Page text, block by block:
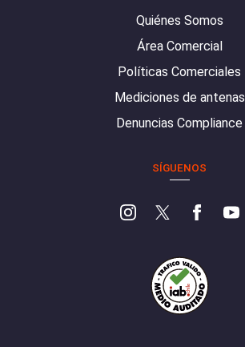
Quiénes Somos
Área Comercial
Políticas Comerciales
Mediciones de antenas
Denuncias Compliance
SÍGUENOS